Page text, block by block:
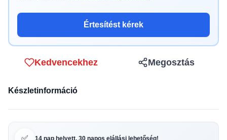
Értesítést kérek
Kedvencekhez Megosztás
Készletinformáció
✅ 14 nap helyett, 30 napos elállási lehetőség!